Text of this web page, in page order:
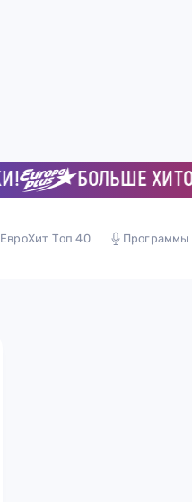
БОЛЬШЕ ХИТОВ!
ЕвроХит Топ 40 Программы